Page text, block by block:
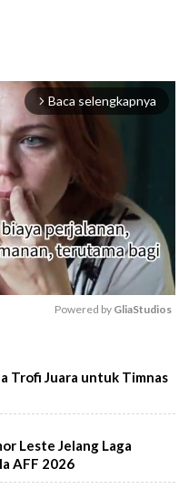
arrow_forward_ios Baca selengkapnya
Powered by GliaStudios
Trofi Juara untuk Timnas
Leste Jelang Laga
AFF 2026